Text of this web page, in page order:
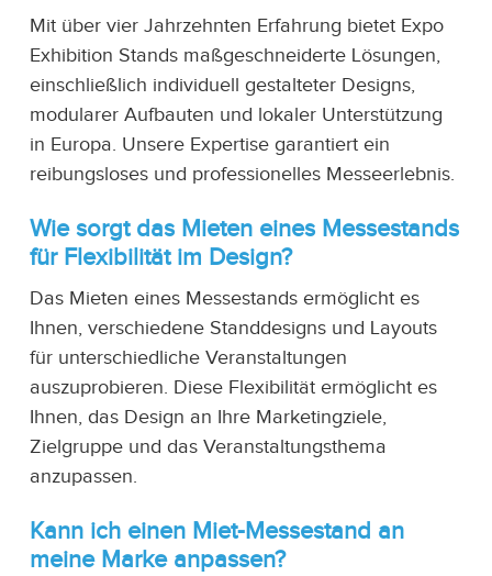
Mit über vier Jahrzehnten Erfahrung bietet Expo
Exhibition Stands maßgeschneiderte Lösungen,
einschließlich individuell gestalteter Designs,
modularer Aufbauten und lokaler Unterstützung
in Europa. Unsere Expertise garantiert ein
reibungsloses und professionelles Messeerlebnis.
Wie sorgt das Mieten eines Messestands
für Flexibilität im Design?
Das Mieten eines Messestands ermöglicht es
Ihnen, verschiedene Standdesigns und Layouts
für unterschiedliche Veranstaltungen
auszuprobieren. Diese Flexibilität ermöglicht es
Ihnen, das Design an Ihre Marketingziele,
Zielgruppe und das Veranstaltungsthema
anzupassen.
Kann ich einen Miet-Messestand an
meine Marke anpassen?